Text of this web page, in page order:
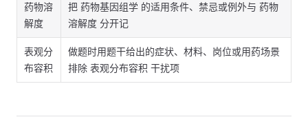
药物溶
解度
把 药物基因组学 的适用条件、禁忌或例外与 药物
溶解度 分开记
表观分
布容积
做题时用题干给出的症状、材料、岗位或用药场景
排除 表观分布容积 干扰项